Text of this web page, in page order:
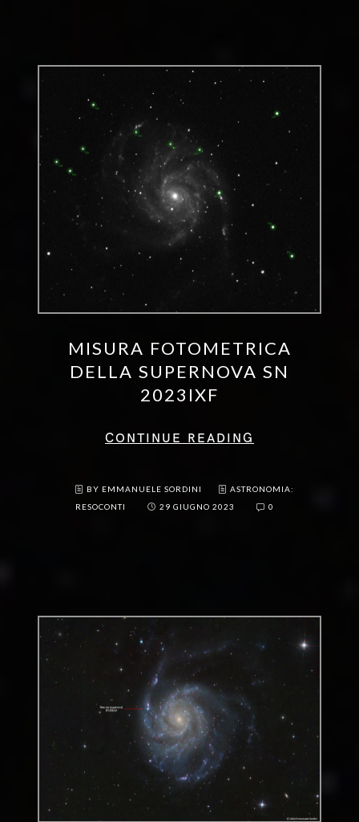
MISURA FOTOMETRICA
DELLA SUPERNOVA SN
2023IXF
CONTINUE READING
BY EMMANUELE SORDINI
ASTRONOMIA:
RESOCONTI
29 GIUGNO 2023 0